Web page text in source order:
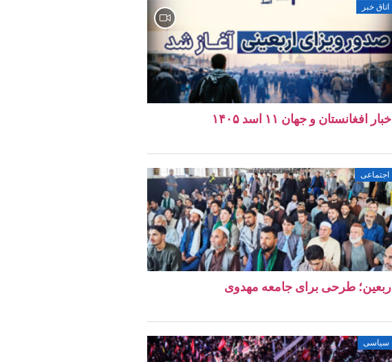
اتاق خبر
اخبار افغانستان و جهان ۱۱ اسد ۱۴۰۵
اجتماعی
اربعین؛ طرحی برای جامعه مهدوی
سیاسی